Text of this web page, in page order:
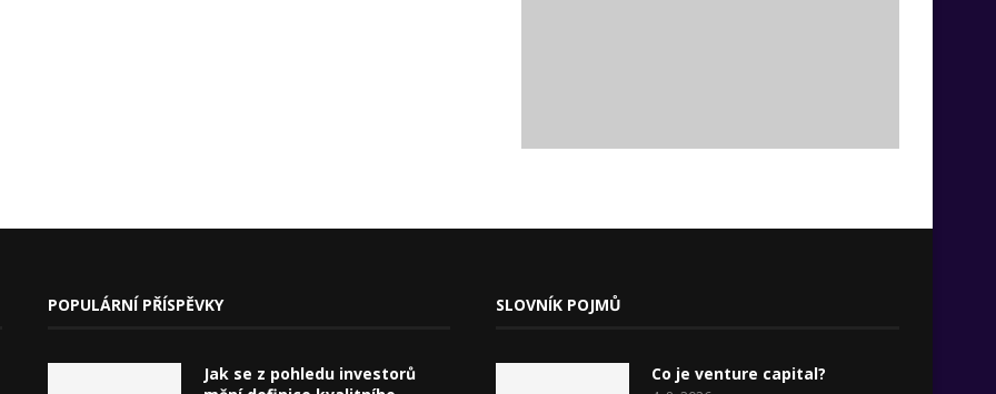
POPULÁRNÍ PŘÍSPĚVKY
Jak se z pohledu investorů
SLOVNÍK POJMŮ
Co je venture capital?